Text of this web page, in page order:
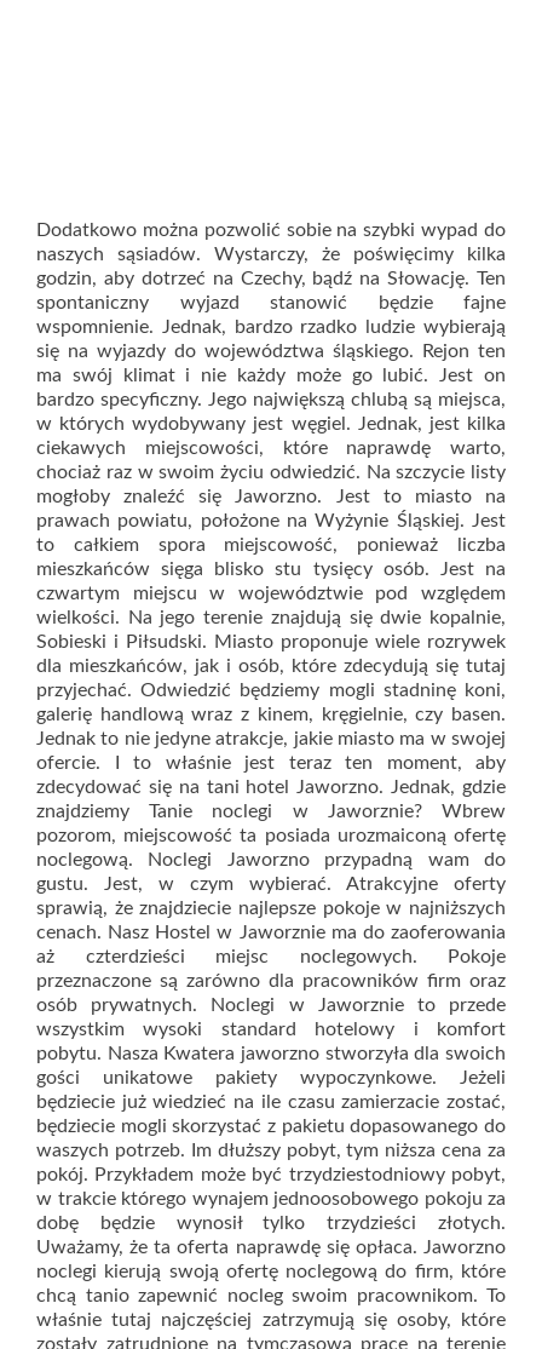
Dodatkowo można pozwolić sobie na szybki wypad do
naszych sąsiadów. Wystarczy, że poświęcimy kilka
godzin, aby dotrzeć na Czechy, bądź na Słowację. Ten
spontaniczny wyjazd stanowić będzie fajne
wspomnienie. Jednak, bardzo rzadko ludzie wybierają
się na wyjazdy do województwa śląskiego. Rejon ten
ma swój klimat i nie każdy może go lubić. Jest on
bardzo specyficzny. Jego największą chlubą są miejsca,
w których wydobywany jest węgiel. Jednak, jest kilka
ciekawych miejscowości, które naprawdę warto,
chociaż raz w swoim życiu odwiedzić. Na szczycie listy
mogłoby znaleźć się Jaworzno. Jest to miasto na
prawach powiatu, położone na Wyżynie Śląskiej. Jest
to całkiem spora miejscowość, ponieważ liczba
mieszkańców sięga blisko stu tysięcy osób. Jest na
czwartym miejscu w województwie pod względem
wielkości. Na jego terenie znajdują się dwie kopalnie,
Sobieski i Piłsudski. Miasto proponuje wiele rozrywek
dla mieszkańców, jak i osób, które zdecydują się tutaj
przyjechać. Odwiedzić będziemy mogli stadninę koni,
galerię handlową wraz z kinem, kręgielnie, czy basen.
Jednak to nie jedyne atrakcje, jakie miasto ma w swojej
ofercie. I to właśnie jest teraz ten moment, aby
zdecydować się na tani hotel Jaworzno. Jednak, gdzie
znajdziemy Tanie noclegi w Jaworznie? Wbrew
pozorom, miejscowość ta posiada urozmaiconą ofertę
noclegową. Noclegi Jaworzno przypadną wam do
gustu. Jest, w czym wybierać. Atrakcyjne oferty
sprawią, że znajdziecie najlepsze pokoje w najniższych
cenach. Nasz Hostel w Jaworznie ma do zaoferowania
aż czterdzieści miejsc noclegowych. Pokoje
przeznaczone są zarówno dla pracowników firm oraz
osób prywatnych. Noclegi w Jaworznie to przede
wszystkim wysoki standard hotelowy i komfort
pobytu. Nasza Kwatera jaworzno stworzyła dla swoich
gości unikatowe pakiety wypoczynkowe. Jeżeli
będziecie już wiedzieć na ile czasu zamierzacie zostać,
będziecie mogli skorzystać z pakietu dopasowanego do
waszych potrzeb. Im dłuższy pobyt, tym niższa cena za
pokój. Przykładem może być trzydziestodniowy pobyt,
w trakcie którego wynajem jednoosobowego pokoju za
dobę będzie wynosił tylko trzydzieści złotych.
Uważamy, że ta oferta naprawdę się opłaca. Jaworzno
noclegi kierują swoją ofertę noclegową do firm, które
chcą tanio zapewnić nocleg swoim pracownikom. To
właśnie tutaj najczęściej zatrzymują się osoby, które
zostały zatrudnione na tymczasową pracę na terenie